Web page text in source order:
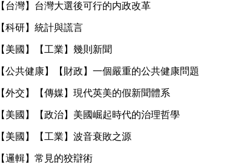
【台灣】台灣大選後可行的内政改革
【科研】統計與謊言
【美國】【工業】幾則新聞
【公共健康】【財政】一個嚴重的公共健康問題
【外交】【傳媒】現代英美的假新聞體系
【美國】【政治】美國崛起時代的治理哲學
【美國】【工業】波音衰敗之源
【邏輯】常見的狡辯術